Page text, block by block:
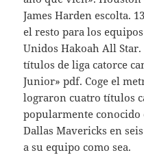
James Harden escolta.
el resto para los
Unidos Hakoah All
títulos de liga catorce
Junior» pdf. Coge el
lograron cuatro títulos
popularmente conocido
Dallas Mavericks en
a su equipo como sea.